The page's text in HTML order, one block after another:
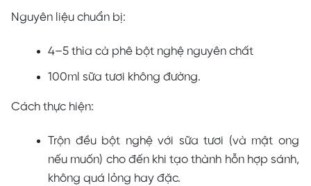
Nguyên liệu chuẩn bị:
4–5 thìa cà phê bột nghệ nguyên chất
100ml sữa tươi không đường.
Cách thực hiện:
Trộn đều bột nghệ với sữa tươi (và mật ong
nếu muốn) cho đến khi tạo thành hỗn hợp sánh,
không quá lỏng hay đặc.